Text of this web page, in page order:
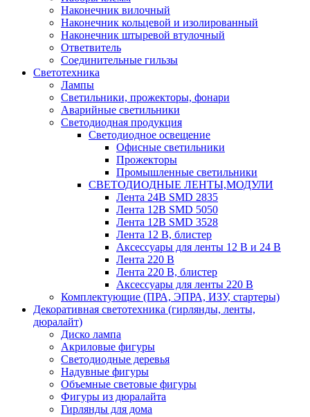
Наконечник вилочный
Наконечник кольцевой и изолированный
Наконечник штыревой втулочный
Ответвитель
Соединительные гильзы
Светотехника
Лампы
Светильники, прожекторы, фонари
Аварийные светильники
Светодиодная продукция
Светодиодное освещение
Офисные светильники
Прожекторы
Промышленные светильники
СВЕТОДИОДНЫЕ ЛЕНТЫ,МОДУЛИ
Лента 24В SMD 2835
Лента 12В SMD 5050
Лента 12В SMD 3528
Лента 12 В, блистер
Аксессуары для ленты 12 В и 24 В
Лента 220 В
Лента 220 В, блистер
Аксессуары для ленты 220 В
Комплектующие (ПРА, ЭПРА, ИЗУ, стартеры)
Декоративная светотехника (гирлянды, ленты,
дюралайт)
Диско лампа
Акриловые фигуры
Светодиодные деревья
Надувные фигуры
Объемные световые фигуры
Фигуры из дюралайта
Гирлянды для дома